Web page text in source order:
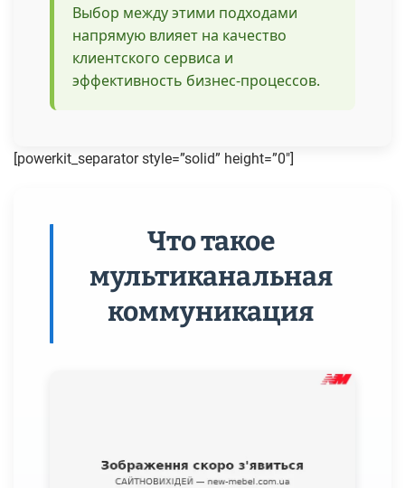
Выбор между этими подходами
напрямую влияет на качество
клиентского сервиса и
эффективность бизнес-процессов.
[powerkit_separator style=”solid” height=”0″]
Что такое
мультиканальная
коммуникация